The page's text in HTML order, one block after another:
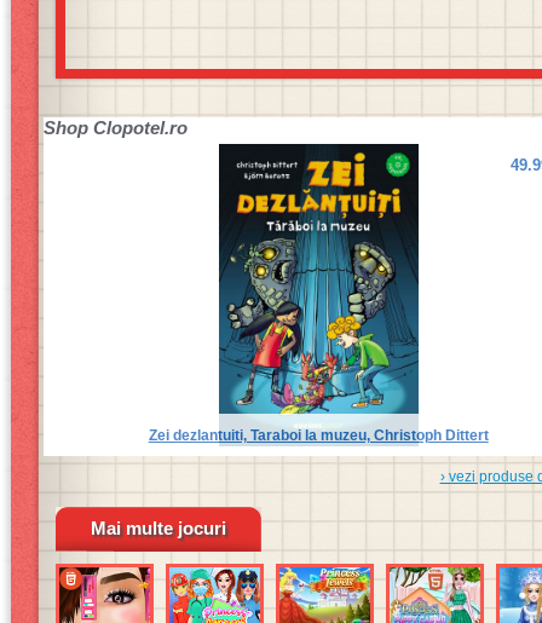
Shop Clopotel.ro
Zei dezlantuiti, Taraboi la muzeu, Christoph Dittert
› vezi produse
Mai multe jocuri